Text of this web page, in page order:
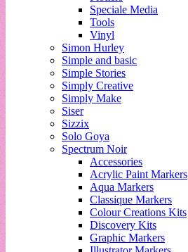
Speciale Media
Tools
Vinyl
Simon Hurley
Simple and basic
Simple Stories
Simply Creative
Simply Make
Siser
Sizzix
Solo Goya
Spectrum Noir
Accessories
Acrylic Paint Markers
Aqua Markers
Classique Markers
Colour Creations Kits
Discovery Kits
Graphic Markers